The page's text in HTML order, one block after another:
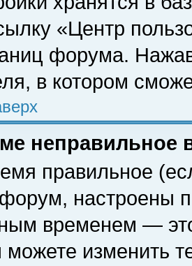
«Центр
форума.
в котором
неправильное
правильное
настроены
временем —
изменить